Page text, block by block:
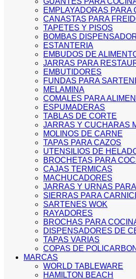
EMPLAYADORAS PARA
CANASTAS PARA
TAPETES Y PISOS
BOMBAS
ESTANTERIA
EMBUDOS DE
JARRAS PARA
EMBUTIDORES
FUNDAS PARA
MELAMINA
COMALES PARA
ESPUMADERAS
TABLAS DE CORTE
JARRAS Y CUCHARAS
MOLINOS DE CARNE
TAPAS PARA CAZOS
UTENSILIOS DE
BROCHETAS PARA
CAJAS TERMICAS
MACHUCADORES
JARRAS Y URNAS
SIERRAS PARA
SARTENES WOK
RAYADORES
BROCHAS PARA
DISPENSADORES DE
TAPAS VARIAS
COPAS DE
MARCAS
WORLD TABLEWARE
HAMILTON BEACH